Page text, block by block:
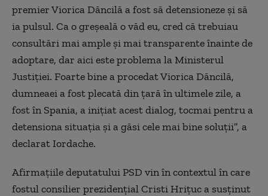
premier Viorica Dăncilă a fost să detensioneze şi să
ia pulsul. Ca o greşeală o văd eu, cred că trebuiau
consultări mai ample şi mai transparente înainte de
adoptare, dar aici este problema la Ministerul
Justiţiei. Foarte bine a procedat Viorica Dăncilă,
dumneaei a fost plecată din ţară în ultimele zile, a
fost în Spania, a iniţiat acest dialog, tocmai pentru a
detensiona situaţia şi a găsi cele mai bine soluţii”, a
declarat Iordache.
Afirmațiile deputatului PSD vin în contextul în care
fostul consilier prezidențial Cristi Hrițuc a susținut